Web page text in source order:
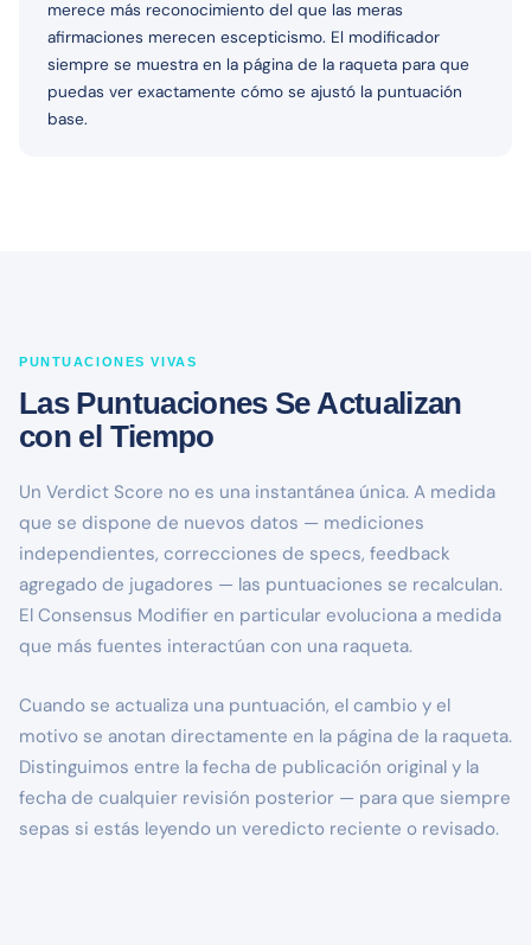
merece más reconocimiento del que las meras
afirmaciones merecen escepticismo. El modificador
siempre se muestra en la página de la raqueta para que
puedas ver exactamente cómo se ajustó la puntuación
base.
PUNTUACIONES VIVAS
Las Puntuaciones Se Actualizan
con el Tiempo
Un Verdict Score no es una instantánea única. A medida
que se dispone de nuevos datos — mediciones
independientes, correcciones de specs, feedback
agregado de jugadores — las puntuaciones se recalculan.
El Consensus Modifier en particular evoluciona a medida
que más fuentes interactúan con una raqueta.
Cuando se actualiza una puntuación, el cambio y el
motivo se anotan directamente en la página de la raqueta.
Distinguimos entre la fecha de publicación original y la
fecha de cualquier revisión posterior — para que siempre
sepas si estás leyendo un veredicto reciente o revisado.